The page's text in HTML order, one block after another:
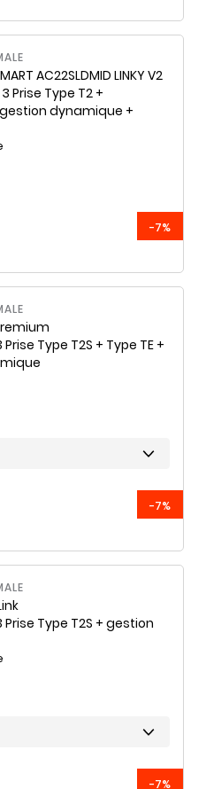
AC22SLDMID LINKY V2
Prise Type T2 +
dynamique +
-7%
Type T2S + Type TE +
-7%
Prise Type T2S + gestion
-7%